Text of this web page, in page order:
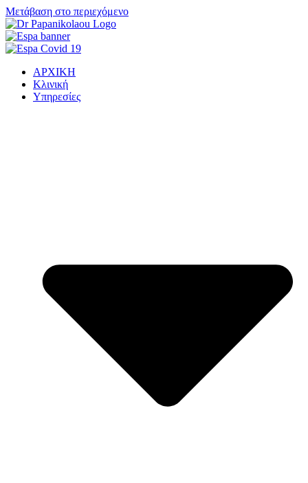
Μετάβαση στο περιεχόμενο
ΑΡΧΙΚΗ
Κλινική
Υπηρεσίες